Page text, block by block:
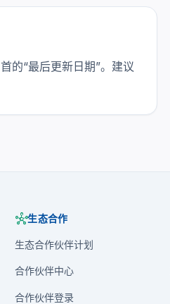
的“最后更新日期”。建议
hub生态合作
生态合作伙伴计划
合作伙伴中心
合作伙伴登录